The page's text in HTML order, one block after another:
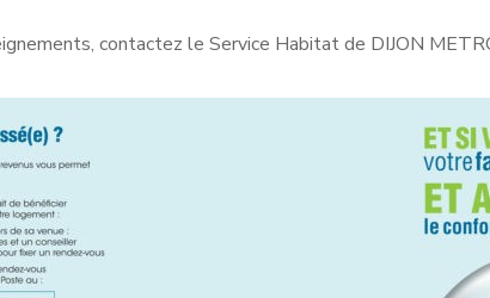
contactez le Service Habitat de DIJON